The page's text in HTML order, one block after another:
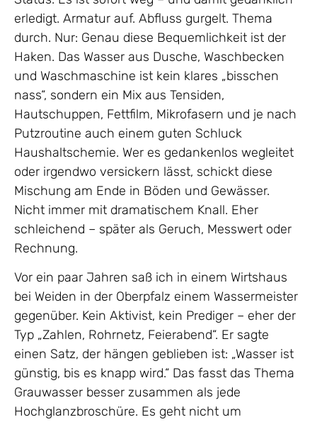
erledigt. Armatur auf. Abfluss gurgelt. Thema
durch. Nur: Genau diese Bequemlichkeit ist der
Haken. Das Wasser aus Dusche, Waschbecken
und Waschmaschine ist kein klares „bisschen
nass“, sondern ein Mix aus Tensiden,
Hautschuppen, Fettfilm, Mikrofasern und je nach
Putzroutine auch einem guten Schluck
Haushaltschemie. Wer es gedankenlos wegleitet
oder irgendwo versickern lässt, schickt diese
Mischung am Ende in Böden und Gewässer.
Nicht immer mit dramatischem Knall. Eher
schleichend – später als Geruch, Messwert oder
Rechnung.
Vor ein paar Jahren saß ich in einem Wirtshaus
bei Weiden in der Oberpfalz einem Wassermeister
gegenüber. Kein Aktivist, kein Prediger – eher der
Typ „Zahlen, Rohrnetz, Feierabend“. Er sagte
einen Satz, der hängen geblieben ist: „Wasser ist
günstig, bis es knapp wird.“ Das fasst das Thema
Grauwasser besser zusammen als jede
Hochglanzbroschüre. Es geht nicht um